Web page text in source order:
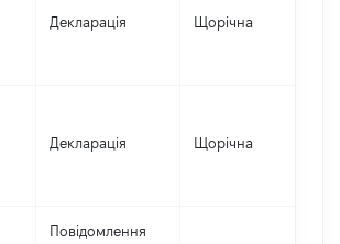
Декларація Щорічна
Декларація Щорічна
Повідомлення